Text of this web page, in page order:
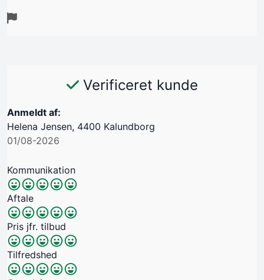
Verificeret kunde
Anmeldt af:
Helena Jensen, 4400 Kalundborg
01/08-2026
Kommunikation
Aftale
Pris jfr. tilbud
Tilfredshed